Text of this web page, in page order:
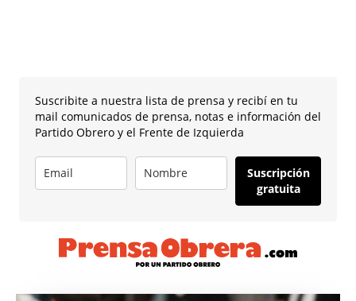
Suscribite a nuestra lista de prensa y recibí en tu
mail comunicados de prensa, notas e información del
Partido Obrero y el Frente de Izquierda
Suscripción
gratuita